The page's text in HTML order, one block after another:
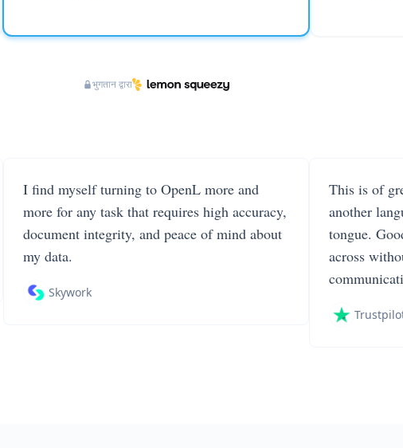
भुगतान द्वारा
I find myself turning to OpenL more and
more for any task that requires high accuracy,
document integrity, and peace of mind about
my data.
Skywork
This is of
another
tongue.
across